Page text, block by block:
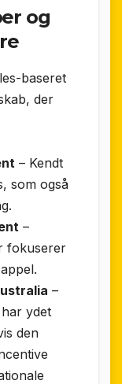
og
baseret
der
– Kendt
som også
–
fokuserer
–
ydet
den